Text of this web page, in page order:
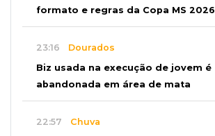
formato e regras da Copa MS 2026
23:16 Dourados
Biz usada na execução de jovem é
abandonada em área de mata
22:57 Chuva